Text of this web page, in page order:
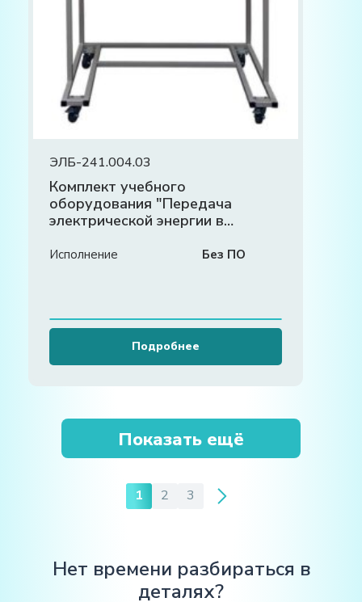
ЭЛБ-241.004.03
Комплект учебного
оборудования "Передача
электрической энергии в
Исполнение Без ПО
Подробнее
Показать ещё
1 2 3
Нет времени разбираться в
деталях?